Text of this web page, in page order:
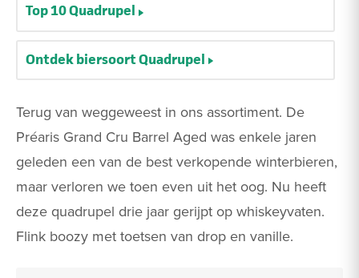
Terug van weggeweest in ons assortiment. De
Préaris Grand Cru Barrel Aged was enkele jaren
geleden een van de best verkopende winterbieren,
maar verloren we toen even uit het oog. Nu heeft
deze quadrupel drie jaar gerijpt op whiskeyvaten.
Flink boozy met toetsen van drop en vanille.
Top 10 Quadrupel
Ontdek biersoort Quadrupel